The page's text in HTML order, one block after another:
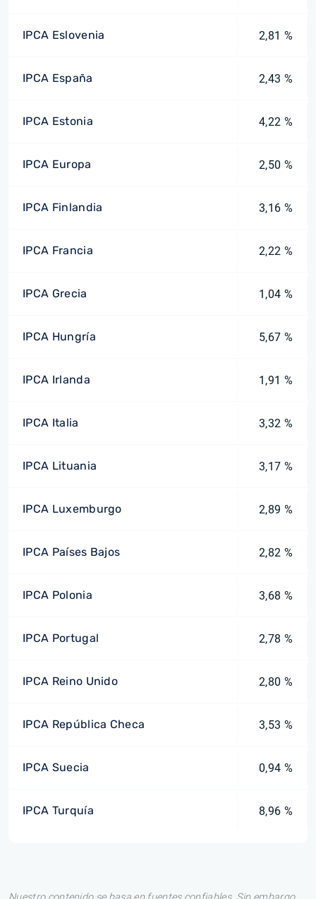
IPCA Eslovenia 2,81 %
IPCA España 2,43 %
IPCA Estonia 4,22 %
IPCA Europa 2,50 %
IPCA Finlandia 3,16 %
IPCA Francia 2,22 %
IPCA Grecia 1,04 %
IPCA Hungría 5,67 %
IPCA Irlanda 1,91 %
IPCA Italia 3,32 %
IPCA Lituania 3,17 %
IPCA Luxemburgo 2,89 %
IPCA Países Bajos 2,82 %
IPCA Polonia 3,68 %
IPCA Portugal 2,78 %
IPCA Reino Unido 2,80 %
IPCA República Checa 3,53 %
IPCA Suecia 0,94 %
IPCA Turquía 8,96 %